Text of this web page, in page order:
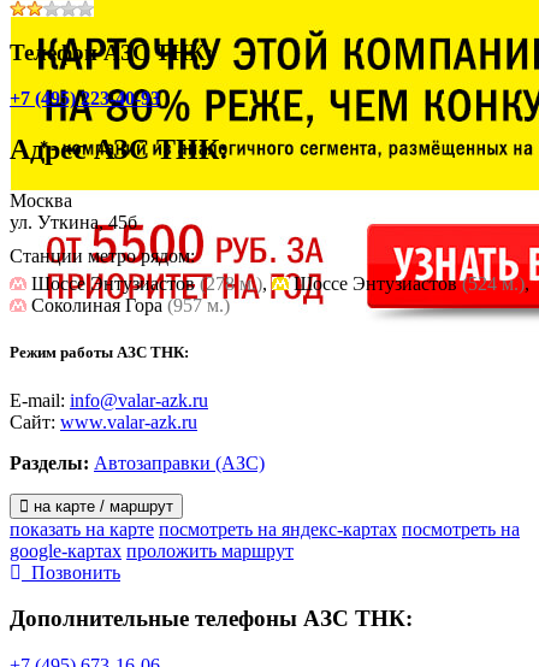
Телефон АЗС ТНК:
+7 (495) 223-40-93
АдресАЗС ТНК:
Москва
ул. Уткина, 45б
Станции метро рядом:
Шоссе Энтузиастов(278 м.), Шоссе Энтузиастов(524 м.),
Соколиная Гора(957 м.)
Режим работы АЗС ТНК:
E-mail: info@valar-azk.ru
Сайт: www.valar-azk.ru
Разделы: Автозаправки (АЗС)
на карте / маршрут
показать на карте посмотреть на яндекс-картах посмотреть на
google-картах проложить маршрут
Позвонить
Дополнительные телефоны АЗС ТНК: